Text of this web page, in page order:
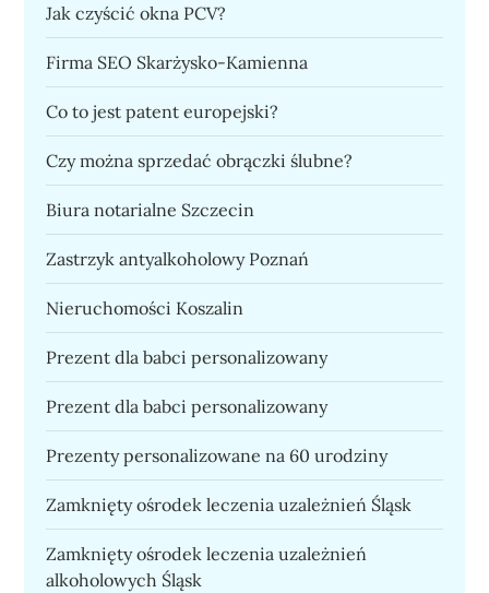
Jak czyścić okna PCV?
Firma SEO Skarżysko-Kamienna
Co to jest patent europejski?
Czy można sprzedać obrączki ślubne?
Biura notarialne Szczecin
Zastrzyk antyalkoholowy Poznań
Nieruchomości Koszalin
Prezent dla babci personalizowany
Prezent dla babci personalizowany
Prezenty personalizowane na 60 urodziny
Zamknięty ośrodek leczenia uzależnień Śląsk
Zamknięty ośrodek leczenia uzależnień
alkoholowych Śląsk